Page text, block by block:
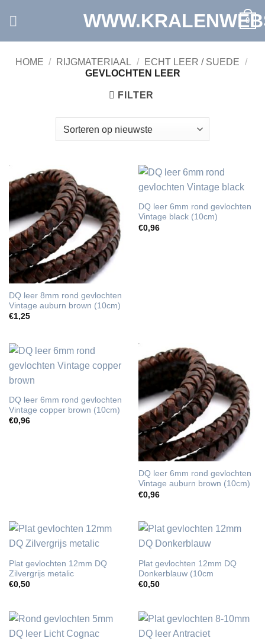
0
HOME / RIJGMATERIAAL / ECHT LEER / SUEDE /
GEVLOCHTEN LEER
FILTER
DQ leer 8mm rond gevlochten
Vintage auburn brown (10cm)
€1,25
DQ leer 6mm rond gevlochten
Vintage black (10cm)
€0,96
DQ leer 6mm rond gevlochten
Vintage copper brown (10cm)
€0,96
DQ leer 6mm rond gevlochten
Vintage auburn brown (10cm)
€0,96
Plat gevlochten 12mm DQ
Zilvergrijs metalic
€0,50
Plat gevlochten 12mm DQ
Donkerblauw (10cm
€0,50